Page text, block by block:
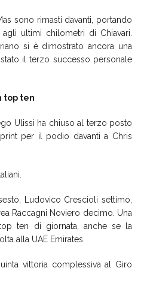
sono rimasti davanti, portando
ultimi chilometri di Chiavari.
si è dimostrato ancora una
il terzo successo personale
top ten
Ulissi ha chiuso al terzo posto
per il podio davanti a Chris
Ludovico Crescioli settimo,
Raccagni Noviero decimo. Una
ten di giornata, anche se la
alla UAE Emirates.
vittoria complessiva al Giro